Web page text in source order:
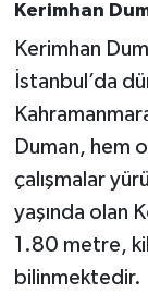
Kerimhan
Kerimhan
İstanbul’da
Duman, hem
çalışmalar
yaşında olan
1.80 metre,
bilinmektedir.